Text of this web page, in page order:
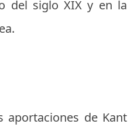
del siglo XIX y en la
aportaciones de Kant